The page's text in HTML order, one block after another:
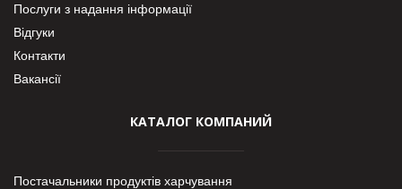
Послуги з надання інформації
Відгуки
Контакти
Вакансії
КАТАЛОГ КОМПАНИЙ
Постачальники продуктів харчування